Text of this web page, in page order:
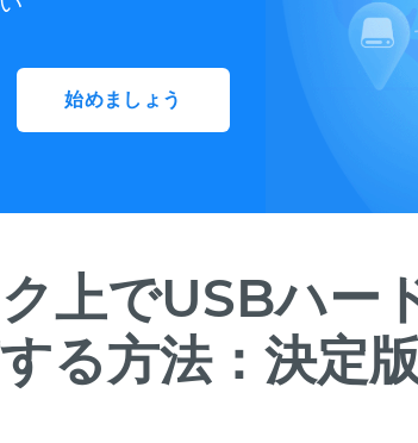
始めましょう
上でUSBハー
る方法：決定